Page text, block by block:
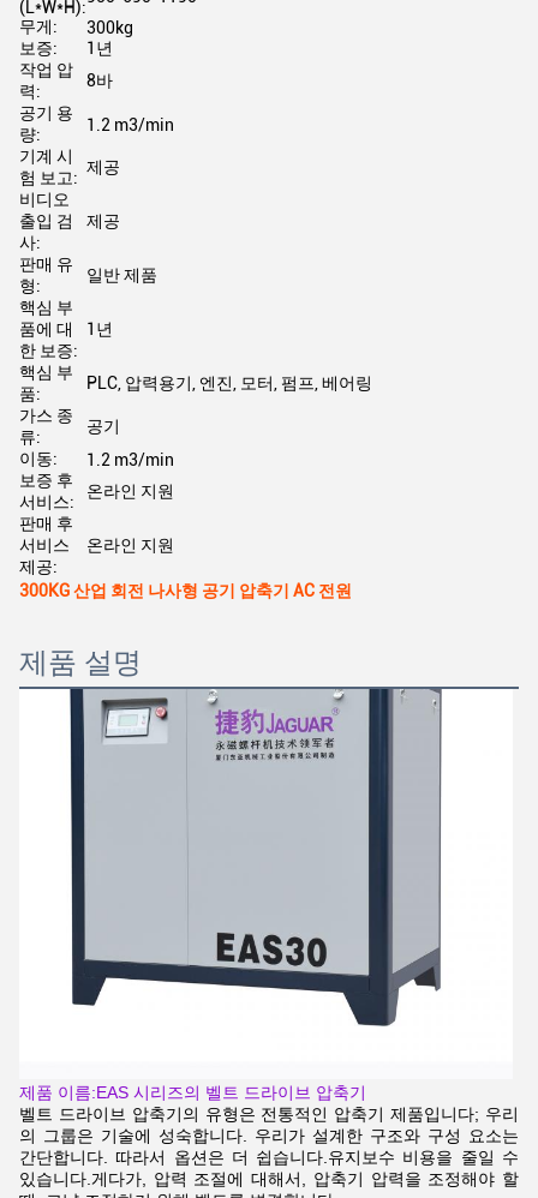
(L*W*H):
무게:
300kg
보증:
1년
작업 압
력:
8바
공기 용
량:
1.2 m3/min
기계 시
험 보고:
제공
비디오
출입 검
사:
제공
판매 유
형:
일반 제품
핵심 부
품에 대
한 보증:
1년
핵심 부
품:
PLC, 압력용기, 엔진, 모터, 펌프, 베어링
가스 종
류:
공기
이동:
1.2 m3/min
보증 후
서비스:
온라인 지원
판매 후
서비스
제공:
온라인 지원
300KG 산업 회전 나사형 공기 압축기 AC 전원
제품 설명
제품 이름:EAS 시리즈의 벨트 드라이브 압축기
벨트 드라이브 압축기의 유형은 전통적인 압축기 제품입니다; 우리
의 그룹은 기술에 성숙합니다. 우리가 설계한 구조와 구성 요소는
간단합니다. 따라서 옵션은 더 쉽습니다.유지보수 비용을 줄일 수
있습니다.게다가, 압력 조절에 대해서, 압축기 압력을 조정해야 할